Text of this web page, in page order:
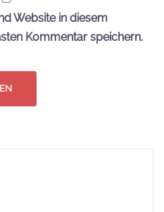
Website in diesem
Kommentar speichern.